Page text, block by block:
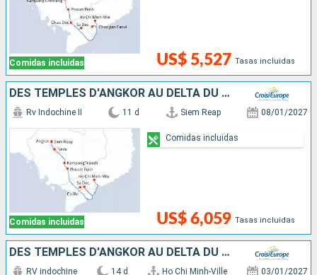
Comidas incluidas US$ 5,527 Tasas incluidas
DES TEMPLES D'ANGKOR AU DELTA DU MÉKONG
Comidas incluidas
Rv Indochine II 11 d Siem Reap 08/01/2027
US$ 6,059 Tasas incluidas
Comidas incluidas
DES TEMPLES D'ANGKOR AU DELTA DU MÉKONG, HANOÏ ET LA BAIE D'ALONG (FORMULE PORT/PORT)
RV indochine 14 d Ho Chi Minh-Ville 03/01/2027